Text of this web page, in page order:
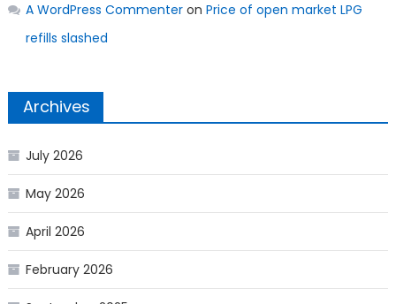
A WordPress Commenteron Price of open market LPG
refills slashed
Archives
July 2026
May 2026
April 2026
February 2026